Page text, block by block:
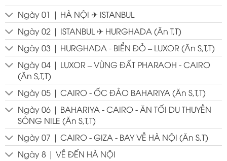
Ngày 01 | HÀ NỘI ✈ ISTANBUL
Ngày 02 | ISTANBUL ✈ HURGHADA (Ăn T,T)
Ngày 03 | HURGHADA - BIỂN ĐỎ – LUXOR (Ăn S,T,T)
Ngày 04 | LUXOR – VÙNG ĐẤT PHARAOH - CAIRO
(Ăn S,T,T)
Ngày 05 | CAIRO - ỐC ĐẢO BAHARIYA (Ăn S,T,T)
Ngày 06 | BAHARIYA - CAIRO - ĂN TỐI DU THUYỀN
SÔNG NILE (Ăn S,T,T)
Ngày 07 | CAIRO - GIZA - BAY VỀ HÀ NỘI (Ăn S,T)
Ngày 8 | VỀ ĐẾN HÀ NỘI